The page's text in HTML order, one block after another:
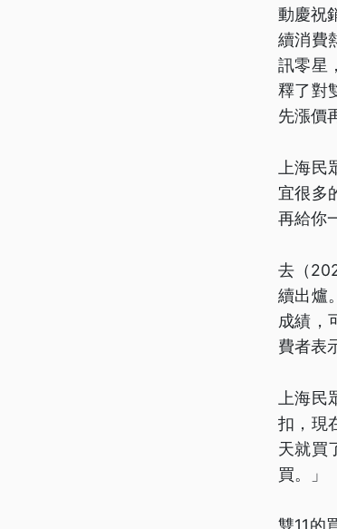
動慶祝
續消費
訊零星
釋了對
先漲價
上海
宜很多
再給你
去（
續出爐
成績，
費者表
上海
扣，現
天就買
買。」